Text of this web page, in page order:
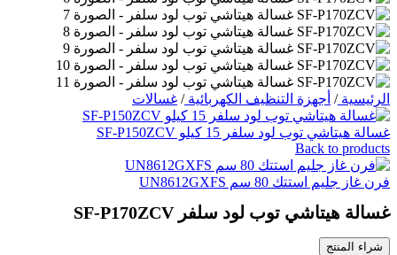
الرئيسية/ أجهزة التنظيف الكهربائية/ غسالات
غسالة هيتاشي توب لود سلفر 15 كيلو SF-P150ZCV
Back to products
فرن غاز جليم استتك 80 سم UN8612GXFS
غسالة هيتاشي توب لود سلفر SF-P170ZCV
شراء المنتج